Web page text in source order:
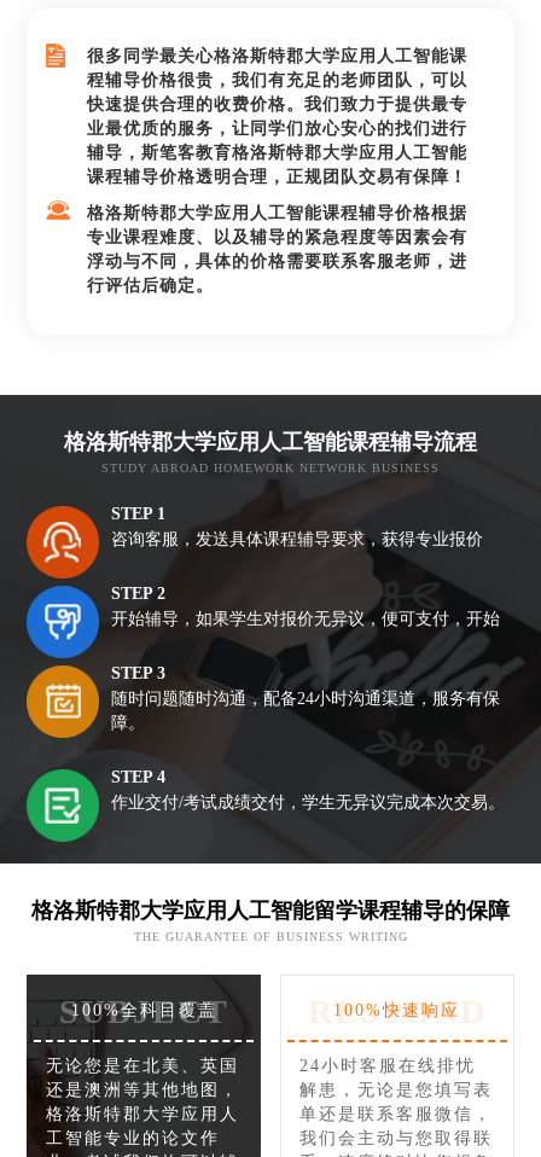
很多同学最关心格洛斯特郡大学应用人工智能课
程辅导价格很贵，我们有充足的老师团队，可以
快速提供合理的收费价格。我们致力于提供最专
业最优质的服务，让同学们放心安心的找们进行
辅导，斯笔客教育格洛斯特郡大学应用人工智能
课程辅导价格透明合理，正规团队交易有保障！
格洛斯特郡大学应用人工智能课程辅导价格根据
专业课程难度、以及辅导的紧急程度等因素会有
浮动与不同，具体的价格需要联系客服老师，进
行评估后确定。
格洛斯特郡大学应用人工智能课程辅导流程
STUDY ABROAD HOMEWORK NETWORK BUSINESS
STEP 1
咨询客服，发送具体课程辅导要求，获得专业报价
STEP 2
开始辅导，如果学生对报价无异议，便可支付，开始
STEP 3
随时问题随时沟通，配备24小时沟通渠道，服务有保
障。
STEP 4
作业交付/考试成绩交付，学生无异议完成本次交易。
格洛斯特郡大学应用人工智能留学课程辅导的保障
THE GUARANTEE OF BUSINESS WRITING
SUBJECT
100%全科目覆盖
无论您是在北美、英国
还是澳洲等其他地图，
格洛斯特郡大学应用人
工智能专业的论文作
RESPOND
100%快速响应
24小时客服在线排忧
解患，无论是您填写表
单还是联系客服微信，
我们会主动与您取得联